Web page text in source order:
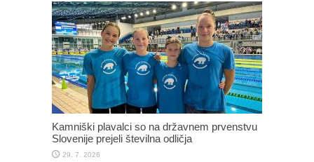
Kamniški plavalci so na državnem prvenstvu
Slovenije prejeli številna odličja
29. 7. 2026